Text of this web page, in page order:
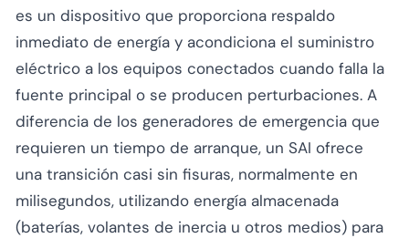
es un dispositivo que proporciona respaldo
inmediato de energía y acondiciona el suministro
eléctrico a los equipos conectados cuando falla la
fuente principal o se producen perturbaciones. A
diferencia de los generadores de emergencia que
requieren un tiempo de arranque, un SAI ofrece
una transición casi sin fisuras, normalmente en
milisegundos, utilizando energía almacenada
(baterías, volantes de inercia u otros medios) para